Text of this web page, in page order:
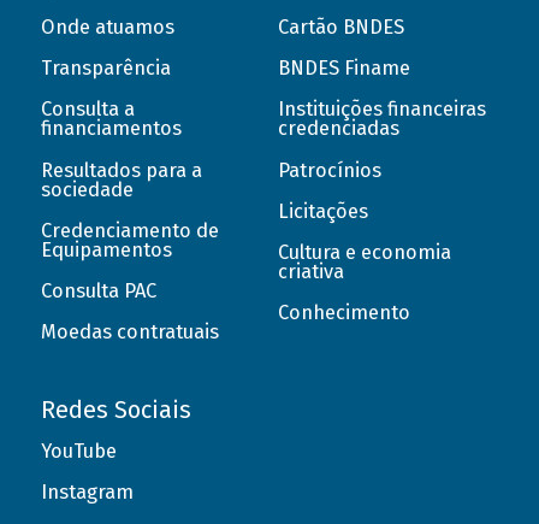
Onde atuamos
Transparência
Consulta a
financiamentos
Resultados para a
sociedade
Credenciamento de
Equipamentos
Consulta PAC
Moedas contratuais
Cartão BNDES
BNDES Finame
Instituições financeiras
credenciadas
Patrocínios
Licitações
Cultura e economia
criativa
Conhecimento
Redes Sociais
YouTube
Instagram